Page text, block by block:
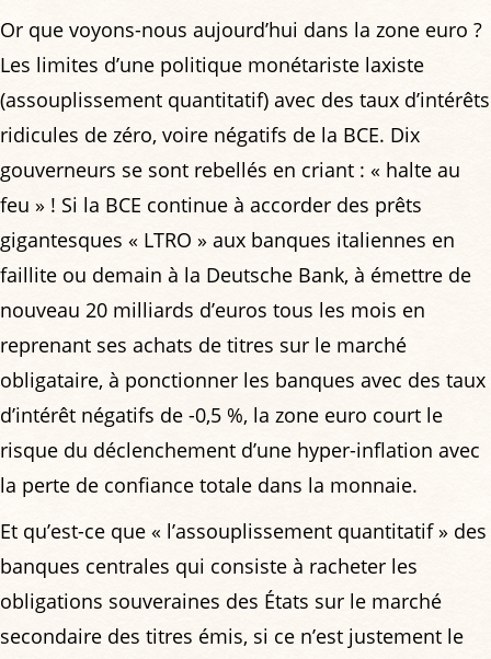
Or que voyons-nous aujourd’hui dans la zone euro ?
Les limites d’une politique monétariste laxiste
(assouplissement quantitatif) avec des taux d’intérêts
ridicules de zéro, voire négatifs de la BCE. Dix
gouverneurs se sont rebellés en criant : « halte au
feu » ! Si la BCE continue à accorder des prêts
gigantesques « LTRO » aux banques italiennes en
faillite ou demain à la Deutsche Bank, à émettre de
nouveau 20 milliards d’euros tous les mois en
reprenant ses achats de titres sur le marché
obligataire, à ponctionner les banques avec des taux
d’intérêt négatifs de -0,5 %, la zone euro court le
risque du déclenchement d’une hyper-inflation avec
la perte de confiance totale dans la monnaie.
Et qu’est-ce que « l’assouplissement quantitatif » des
banques centrales qui consiste à racheter les
obligations souveraines des États sur le marché
secondaire des titres émis, si ce n’est justement le